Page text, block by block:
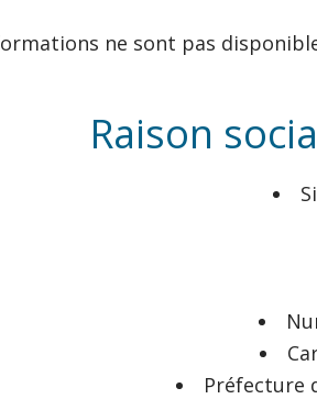
ne sont pas
Raison
Préfecture